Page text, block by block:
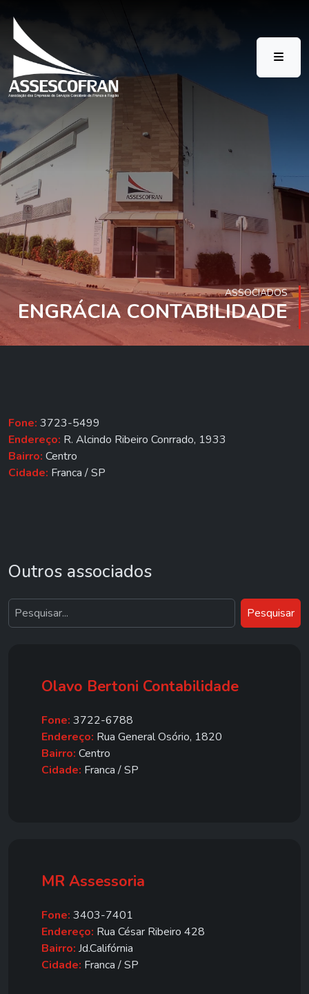
ASSOCIADOS
ENGRÁCIA CONTABILIDADE
Fone: 3723-5499
Endereço: R. Alcindo Ribeiro Conrrado, 1933
Bairro: Centro
Cidade: Franca / SP
Outros associados
Pesquisar
Olavo Bertoni Contabilidade
Fone: 3722-6788
Endereço: Rua General Osório, 1820
Bairro: Centro
Cidade: Franca / SP
MR Assessoria
Fone: 3403-7401
Endereço: Rua César Ribeiro 428
Bairro: Jd.Califórnia
Cidade: Franca / SP